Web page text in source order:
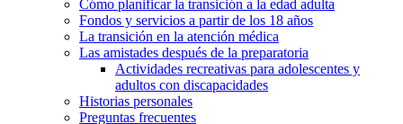
Cómo planificar la transición a la edad adulta
Fondos y servicios a partir de los 18 años
La transición en la atención médica
Las amistades después de la preparatoria
Actividades recreativas para adolescentes y
adultos con discapacidades
Historias personales
Preguntas frecuentes